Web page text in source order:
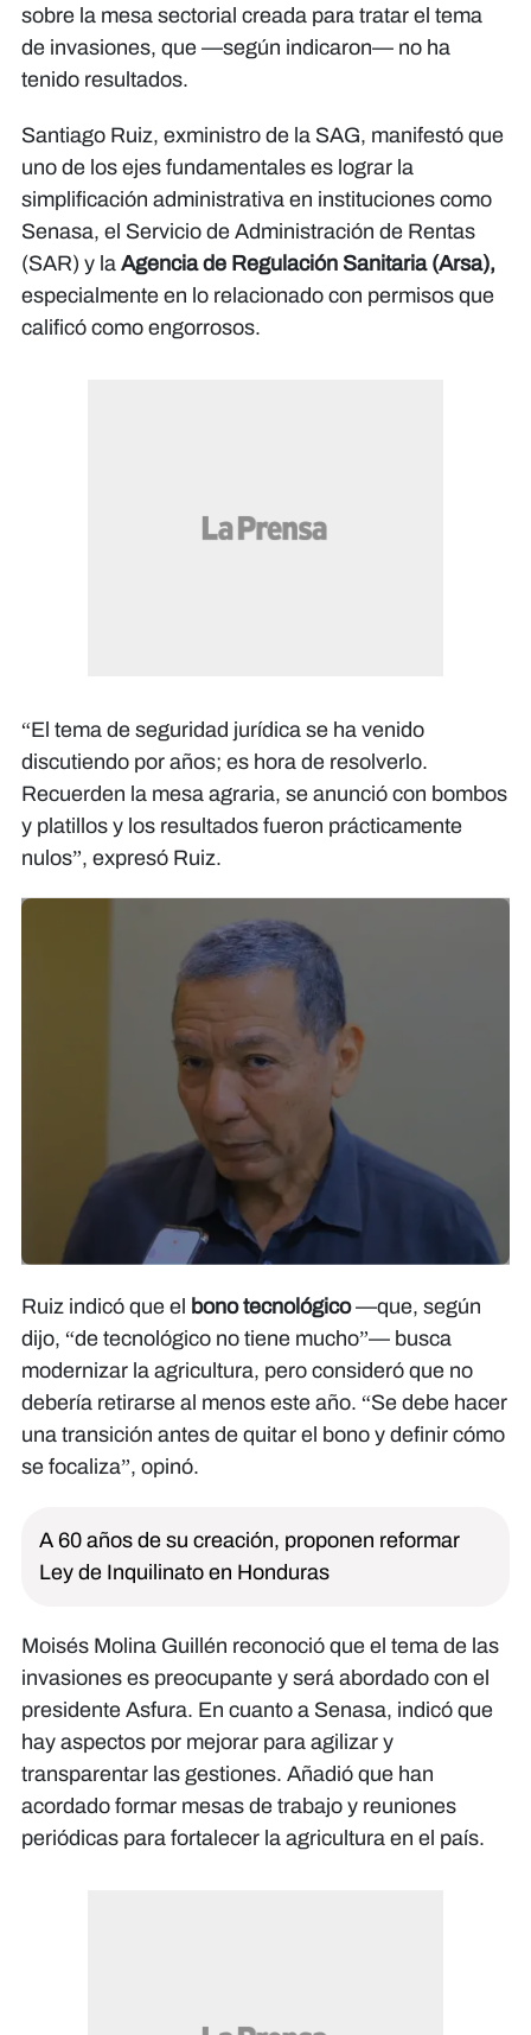
de resolverlo", Santiago Ruiz,
exministro de la SAG
sobre la mesa sectorial creada para tratar el tema
de invasiones, que —según indicaron— no ha
tenido resultados.
Santiago Ruiz, exministro de la SAG, manifestó que
uno de los ejes fundamentales es lograr la
simplificación administrativa en instituciones como
Senasa, el Servicio de Administración de Rentas
(SAR) y la Agencia de Regulación Sanitaria (Arsa),
especialmente en lo relacionado con permisos que
calificó como engorrosos.
“El tema de seguridad jurídica se ha venido
discutiendo por años; es hora de resolverlo.
Recuerden la mesa agraria, se anunció con bombos
y platillos y los resultados fueron prácticamente
nulos”, expresó Ruiz.
alimentaria", Jorge Ulloa, presidente
de la ASHDA
Ruiz indicó que el bono tecnológico—que, según
dijo, “de tecnológico no tiene mucho”— busca
modernizar la agricultura, pero consideró que no
debería retirarse al menos este año. “Se debe hacer
una transición antes de quitar el bono y definir cómo
se focaliza”, opinó.
A 60 años de su creación, proponen reformar
Ley de Inquilinato en Honduras
Moisés Molina Guillén reconoció que el tema de las
invasiones es preocupante y será abordado con el
presidente Asfura. En cuanto a Senasa, indicó que
hay aspectos por mejorar para agilizar y
transparentar las gestiones. Añadió que han
acordado formar mesas de trabajo y reuniones
periódicas para fortalecer la agricultura en el país.